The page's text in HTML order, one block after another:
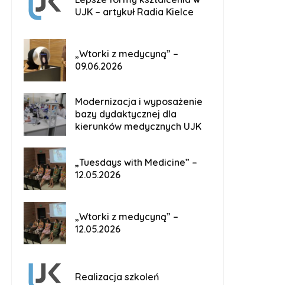
UJK – artykuł Radia Kielce
„Wtorki z medycyną” –
09.06.2026
Modernizacja i wyposażenie
bazy dydaktycznej dla
kierunków medycznych UJK
„Tuesdays with Medicine” –
12.05.2026
„Wtorki z medycyną” –
12.05.2026
Realizacja szkoleń